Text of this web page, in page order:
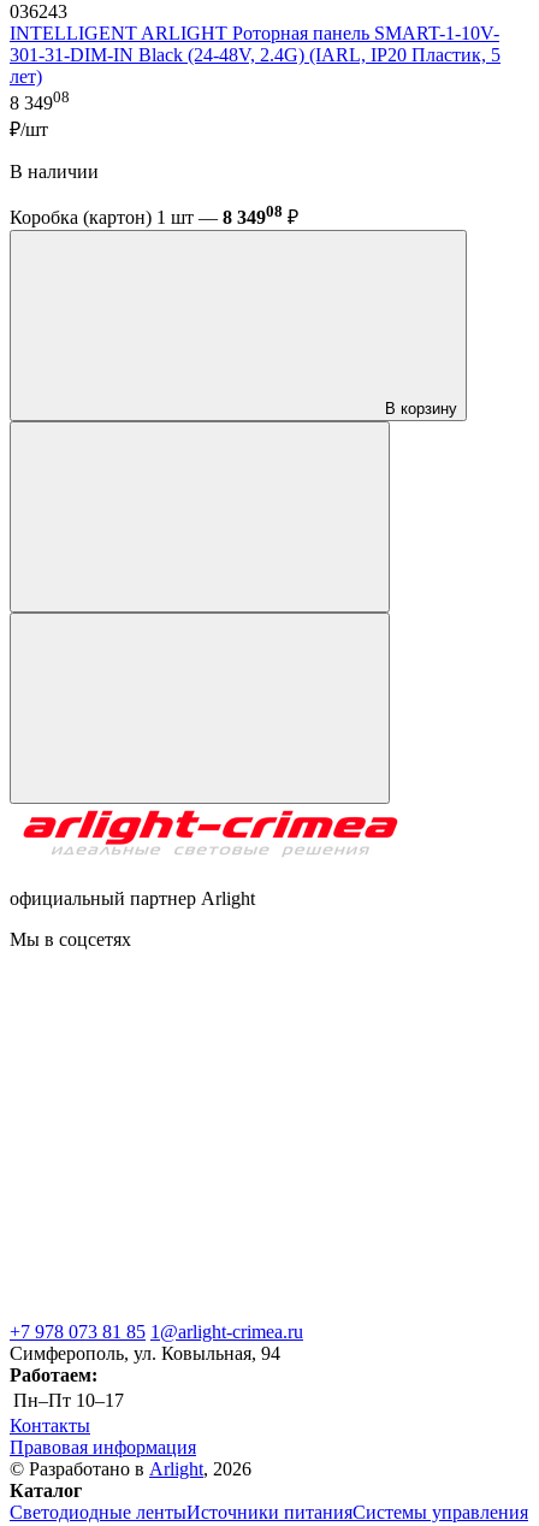
036243
INTELLIGENT ARLIGHT Роторная панель SMART-1-10V-
301-31-DIM-IN Black (24-48V, 2.4G) (IARL, IP20 Пластик, 5
лет)
8 34908
₽/шт
В наличии
Коробка (картон) 1 шт — 8 34908 ₽
В корзину
официальный партнер Arlight
Мы в соцсетях
+7 978 073 81 85 1@arlight-crimea.ru
Симферополь, ул. Ковыльная, 94
Работаем:
Пн–Пт 10–17
Контакты
Правовая информация
© Разработано в Arlight, 2026
Каталог
Светодиодные лентыИсточники питанияСистемы управления